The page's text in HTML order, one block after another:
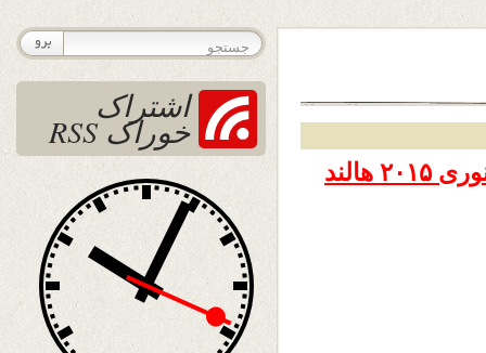
اشتراک
خوراک RSS